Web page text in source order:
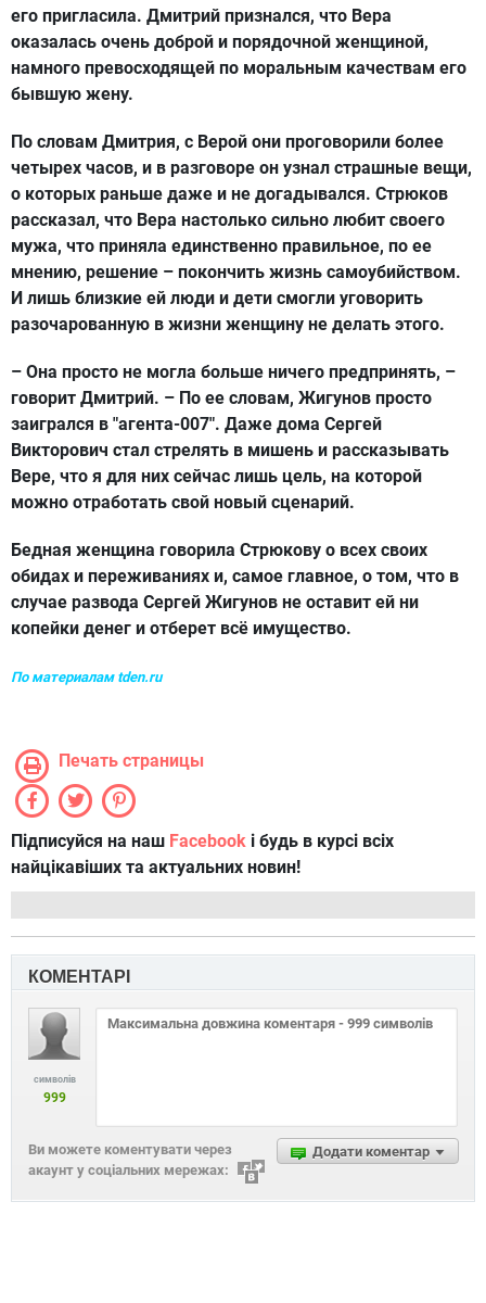
его пригласила. Дмитрий признался, что Вера
оказалась очень доброй и порядочной женщиной,
намного превосходящей по моральным качествам его
бывшую жену.
По словам Дмитрия, с Верой они проговорили более
четырех часов, и в разговоре он узнал страшные вещи,
о которых раньше даже и не догадывался. Стрюков
рассказал, что Вера настолько сильно любит своего
мужа, что приняла единственно правильное, по ее
мнению, решение – покончить жизнь самоубийством.
И лишь близкие ей люди и дети смогли уговорить
разочарованную в жизни женщину не делать этого.
– Она просто не могла больше ничего предпринять, –
говорит Дмитрий. – По ее словам, Жигунов просто
заигрался в "агента-007". Даже дома Сергей
Викторович стал стрелять в мишень и рассказывать
Вере, что я для них сейчас лишь цель, на которой
можно отработать свой новый сценарий.
Бедная женщина говорила Стрюкову о всех своих
обидах и переживаниях и, самое главное, о том, что в
случае развода Сергей Жигунов не оставит ей ни
копейки денег и отберет всё имущество.
По материалам tden.ru
Печать страницы
Підписуйся на наш Facebook і будь в курсі всіх
найцікавіших та актуальних новин!
КОМЕНТАРІ
символів
999
Додати коментар
Ви можете коментувати через
акаунт у соціальних мережах: